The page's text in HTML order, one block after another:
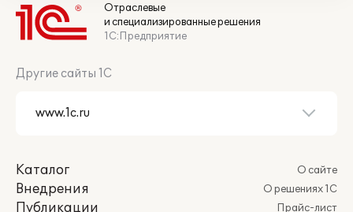
Отраслевые
и специализированные решения
1С:Предприятие
Другие сайты 1С
Каталог
Внедрения
Публикации
О сайте
О решениях 1С
Прайс-лист